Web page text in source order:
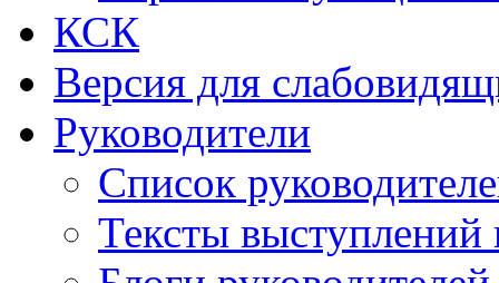
КСК
Версия для
Руководители
Список
Тексты выступлений